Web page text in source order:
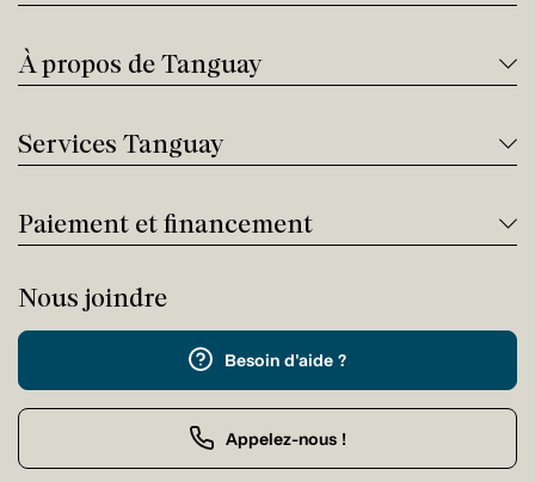
À propos de Tanguay
Services Tanguay
Paiement et financement
Nous joindre
Besoin d'aide ?
Appelez-nous !